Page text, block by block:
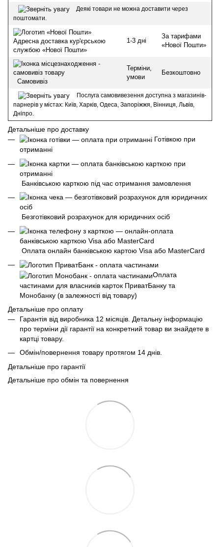
Деякі товари не можна доставити через
поштомати.
Адресна доставка кур'єрською
службою «Нової Пошти»
1-3 дні
За тарифами
«Нової Пошти»
Самовивіз
Терміни,
умови
Безкоштовно
Послуга самовивезення доступна з магазинів-
парнерів у містах: Київ, Харків, Одеса, Запоріжжя, Вінниця, Львів,
Дніпро.
Детальніше про доставку
Готівкою при
отриманні
Банківською карткою під час отримання замовлення
Безготівковий розрахунок для юридичних осіб
Оплата онлайн банківською картою Visa або MasterCard
Оплата
частинами для власників карток ПриватБанку та
Монобанку (в залежності від товару)
Детальніше про оплату
Гарантія від виробника 12 місяців. Детальну інформацію
про терміни дії гарантії на конкретний товар ви знайдете в
картці товару.
Обмін/повернення товару протягом 14 днів.
Детальніше про гарантії
Детальніше про обмін та повернення